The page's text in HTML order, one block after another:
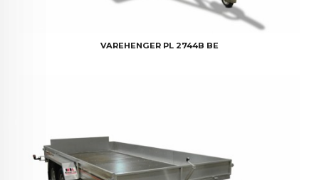
VAREHENGER PL 2744B BE